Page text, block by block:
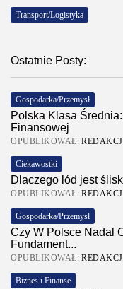
Transport/Logistyka
Ostatnie Posty:
Gospodarka/Przemysł
Polska Klasa
Finansowej
OPUBLIKOWAŁ:
Ciekawostki
Dlaczego lód jest
OPUBLIKOWAŁ:
Gospodarka/Przemysł
Czy W Polsce Nadal
Fundament...
OPUBLIKOWAŁ:
Biznes i Finanse